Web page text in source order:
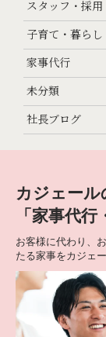
スタッフ・採用
子育て・暮らし
家事代行
未分類
社長ブログ
カジェール
「家事代
お客様に代わり、
たる家事をカジェ